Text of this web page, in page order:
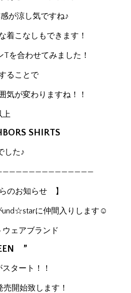
が涼し気ですね♪
着こなしもできます！
を合わせてみました！
ることで
気が変わりますね！！
上
SHIRTS
した♪
のお知らせ 】
und☆starに仲間入りします☺
ェアブランド
”
タート！！
売開始致します！